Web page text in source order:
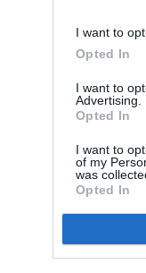
I want to
Opted In
I want to
Advertising.
Opted In
I want to
of my
was
Opted In